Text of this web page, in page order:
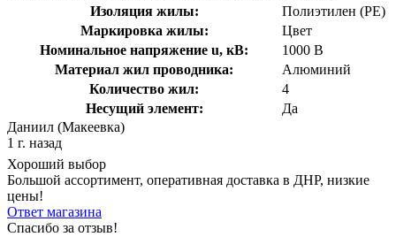
Изоляция жилы:
Полиэтилен (PE)
Маркировка жилы:
Цвет
Номинальное напряжение u, кВ:
1000 В
Материал жил проводника:
Алюминий
Количество жил:
4
Несущий элемент:
Да
Даниил (Макеевка)
1 г. назад
Хороший выбор
Большой ассортимент, оперативная доставка в ДНР, низкие
цены!
Ответ магазина
Спасибо за отзыв!